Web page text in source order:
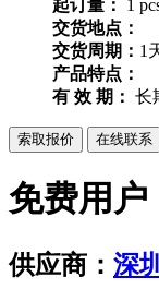
起订量：
1
交货地点：
交货周期： 1
产品特点：
有 效 期： 长
免费用户
供应商： 深